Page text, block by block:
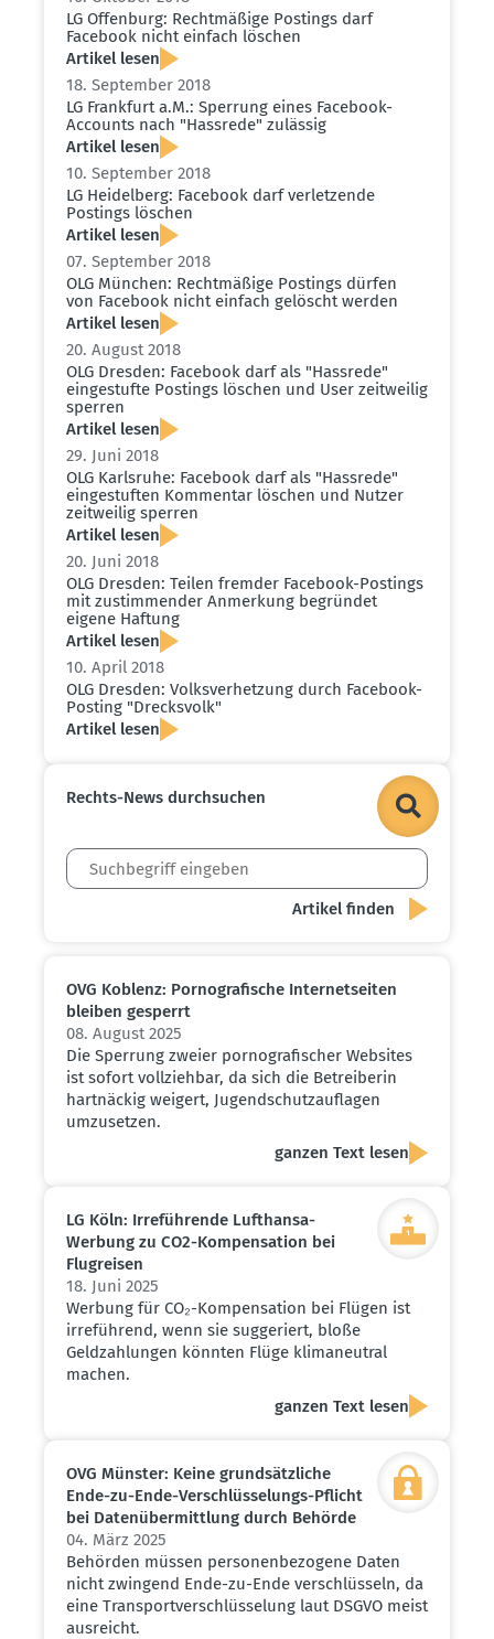
LG Offenburg: Recht­mäßige Postings darf
Facebook nicht einfach löschen
Artikel lesen
18. September 2018
LG Frankfurt a.M.: Sperrung eines Facebook-
Accounts nach "Hassrede" zulässig
Artikel lesen
10. September 2018
LG Heidelberg: Facebook darf verlet­zende
Postings löschen
Artikel lesen
07. September 2018
OLG München: Recht­mäßige Postings dürfen
von Facebook nicht einfach gelöscht werden
Artikel lesen
20. August 2018
OLG Dresden: Facebook darf als "Hassrede"
einge­stufte Postings löschen und User zeitweilig
sperren
Artikel lesen
29. Juni 2018
OLG Karlsruhe: Facebook darf als "Hassrede"
einge­stuften Kommentar löschen und Nutzer
zeitweilig sperren
Artikel lesen
20. Juni 2018
OLG Dresden: Teilen fremder Facebook-Postings
mit zustim­mender Anmerkung begründet
eigene Haftung
Artikel lesen
10. April 2018
OLG Dresden: Volks­ver­hetzung durch Facebook-
Posting "Drecksvolk"
Artikel lesen
Rechts-News durch­suchen
OVG Koblenz: Porno­gra­fische Inter­net­seiten
bleiben gesperrt
08. August 2025
Die Sperrung zweier pornografischer Websites
ist sofort vollziehbar, da sich die Betreiberin
hartnäckig weigert, Jugendschutzauflagen
umzusetzen.
ganzen Text lesen
LG Köln: Irrefüh­rende Lufthansa-
Werbung zu CO2-Kompen­sation bei
Flugreisen
18. Juni 2025
Werbung für CO₂-Kompensation bei Flügen ist
irreführend, wenn sie suggeriert, bloße
Geldzahlungen könnten Flüge klimaneutral
machen.
ganzen Text lesen
OVG Münster: Keine grund­sätz­liche
Ende-zu-Ende-Verschlüs­se­lungs-Pflicht
bei Daten­über­mittlung durch Behörde
04. März 2025
Behörden müssen personenbezogene Daten
nicht zwingend Ende-zu-Ende verschlüsseln, da
eine Transportverschlüsselung laut DSGVO meist
ausreicht.